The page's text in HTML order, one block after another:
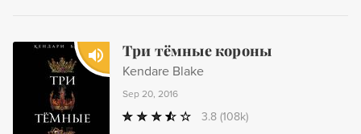
Три тёмные короны
Kendare Blake
Sep 20, 2016
3.8 (108k)